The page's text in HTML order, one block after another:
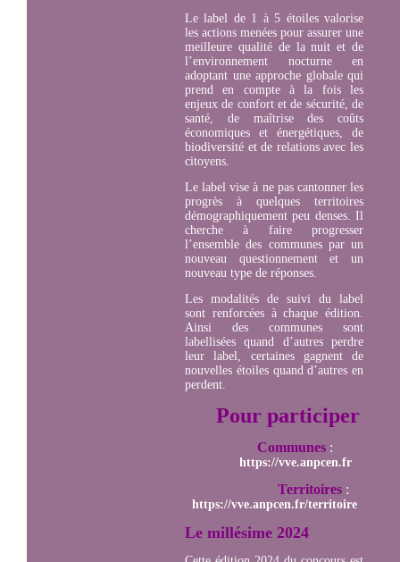
Le label de 1 à 5 étoiles valorise
les actions menées pour assurer une
meilleure qualité de la nuit et de
l’environnement nocturne en
adoptant une approche globale qui
prend en compte à la fois les
enjeux de confort et de sécurité, de
santé, de maîtrise des coûts
économiques et énergétiques, de
biodiversité et de relations avec les
citoyens.
Le label vise à ne pas cantonner les
progrès à quelques territoires
démographiquement peu denses. Il
cherche à faire progresser
l’ensemble des communes par un
nouveau questionnement et un
nouveau type de réponses.
Les modalités de suivi du label
sont renforcées à chaque édition.
Ainsi des communes sont
labellisées quand d’autres perdre
leur label, certaines gagnent de
nouvelles étoiles quand d’autres en
perdent.
Pour participer
Communes :
https://vve.anpcen.fr
Territoires :
https://vve.anpcen.fr/territoire
Le millésime 2024